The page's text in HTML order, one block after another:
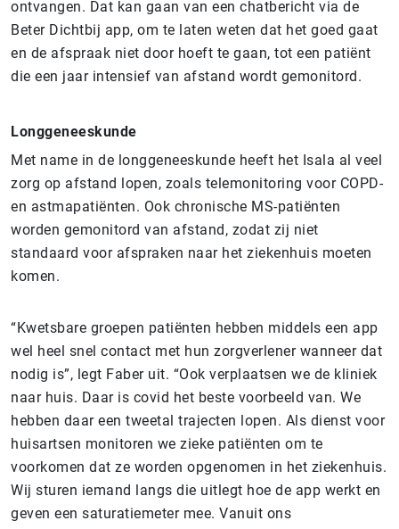
ontvangen. Dat kan gaan van een chatbericht via de
Beter Dichtbij app, om te laten weten dat het goed gaat
en de afspraak niet door hoeft te gaan, tot een patiënt
die een jaar intensief van afstand wordt gemonitord.
Longgeneeskunde
Met name in de longgeneeskunde heeft het Isala al veel
zorg op afstand lopen, zoals telemonitoring voor COPD-
en astmapatiënten. Ook chronische MS-patiënten
worden gemonitord van afstand, zodat zij niet
standaard voor afspraken naar het ziekenhuis moeten
komen.
“Kwetsbare groepen patiënten hebben middels een app
wel heel snel contact met hun zorgverlener wanneer dat
nodig is”, legt Faber uit. “Ook verplaatsen we de kliniek
naar huis. Daar is covid het beste voorbeeld van. We
hebben daar een tweetal trajecten lopen. Als dienst voor
huisartsen monitoren we zieke patiënten om te
voorkomen dat ze worden opgenomen in het ziekenhuis.
Wij sturen iemand langs die uitlegt hoe de app werkt en
geven een saturatiemeter mee. Vanuit ons